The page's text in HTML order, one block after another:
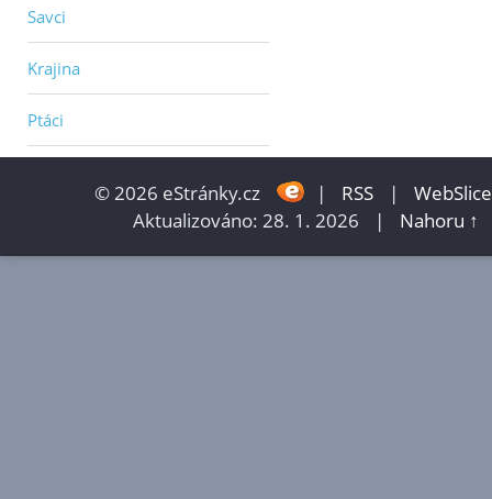
Savci
Krajina
Ptáci
© 2026 eStránky.cz | RSS |
WebSlice
Aktualizováno: 28. 1. 2026
| Nahoru ↑